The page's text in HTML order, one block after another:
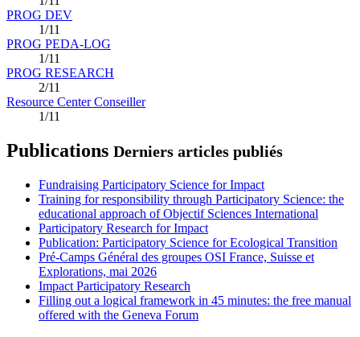
PROG DEV
1/11
PROG PEDA-LOG
1/11
PROG RESEARCH
2/11
Resource Center Conseiller
1/11
Publications Derniers articles publiés
Fundraising Participatory Science for Impact
Training for responsibility through Participatory Science: the
educational approach of Objectif Sciences International
Participatory Research for Impact
Publication: Participatory Science for Ecological Transition
Pré-Camps Général des groupes OSI France, Suisse et
Explorations, mai 2026
Impact Participatory Research
Filling out a logical framework in 45 minutes: the free manual
offered with the Geneva Forum